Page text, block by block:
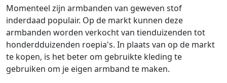
Momenteel zijn armbanden van geweven stof
inderdaad populair. Op de markt kunnen deze
armbanden worden verkocht van tienduizenden tot
honderdduizenden roepia's. In plaats van op de markt
te kopen, is het beter om gebruikte kleding te
gebruiken om je eigen armband te maken.